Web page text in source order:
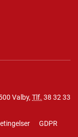
Valby, Tlf. 38 32 33
GDPR